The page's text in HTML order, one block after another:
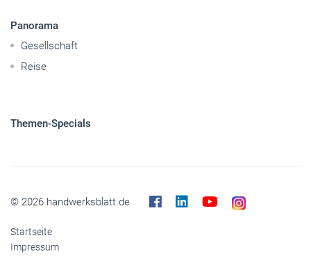
Panorama
Gesellschaft
Reise
Themen-Specials
© 2026 handwerksblatt.de
Startseite
Impressum